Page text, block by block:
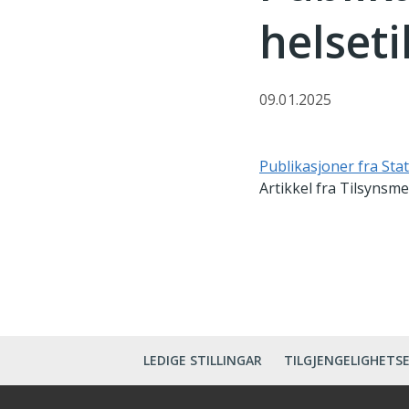
09.01.2025
Publikasjoner fra
Artikkel fra
LEDIGE STILLINGAR